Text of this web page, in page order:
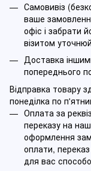
Самовивіз
ваше
офіс і забрати
візитом
Доставка
попереднього
Відправка товару
понеділка по
Оплата за
переказу на
оформлення
оплати,
для вас